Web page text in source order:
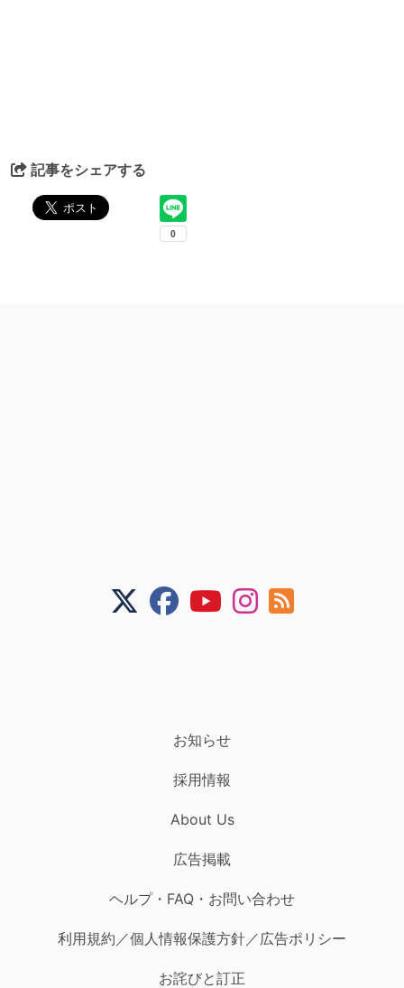
記事をシェアする
お知らせ
採用情報
About Us
広告掲載
ヘルプ・FAQ・お問い合わせ
利用規約／個人情報保護方針／広告ポリシー
お詫びと訂正